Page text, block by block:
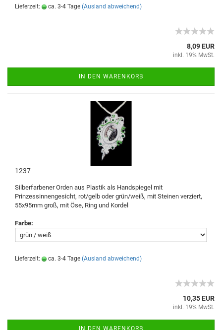
Lieferzeit: ca. 3-4 Tage (Ausland abweichend)
8,09 EUR
inkl. 19% MwSt.
IN DEN WARENKORB
1237
Silberfarbener Orden aus Plastik als Handspiegel mit
Prinzessinnengesicht, rot/gelb oder grün/weiß, mit Steinen verziert,
55x95mm groß, mit Öse, Ring und Kordel
Farbe:
Lieferzeit: ca. 3-4 Tage (Ausland abweichend)
10,35 EUR
inkl. 19% MwSt.
IN DEN WARENKORB